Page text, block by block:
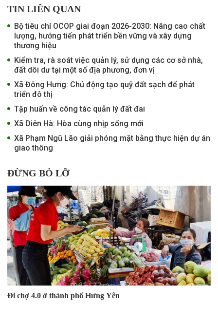
TIN LIÊN QUAN
Bộ tiêu chí OCOP giai đoạn 2026-2030: Nâng cao chất
lượng, hướng tiến phát triển bền vững và xây dựng
thương hiệu
Kiểm tra, rà soát việc quản lý, sử dụng các cơ sở nhà,
đất dôi dư tại một số địa phương, đơn vị
Xã Đông Hưng: Chủ động tạo quỹ đất sạch để phát
triển đô thị
Tập huấn về công tác quản lý đất đai
Xã Diên Hà: Hòa cùng nhịp sống mới
Xã Phạm Ngũ Lão giải phóng mặt bằng thực hiện dự án
giao thông
ĐỪNG BỎ LỠ
Đi chợ 4.0 ở thành phố Hưng Yên